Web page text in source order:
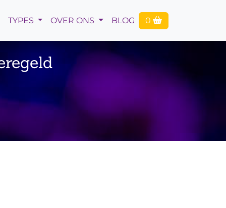
TYPES OVER ONS BLOG 0